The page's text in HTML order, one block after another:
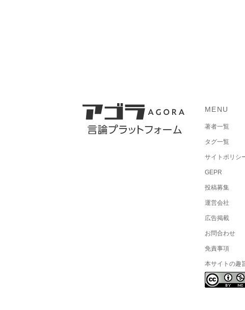
MENU
著者一覧
タグ一覧
サイトポリシ
GEPR
投稿募集
運営会社
広告掲載
お問合わせ
免責事項
本サイトの趣